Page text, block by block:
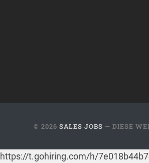
© 2026SALES JOBS — DIESE
https://t.gohiring.com/h/